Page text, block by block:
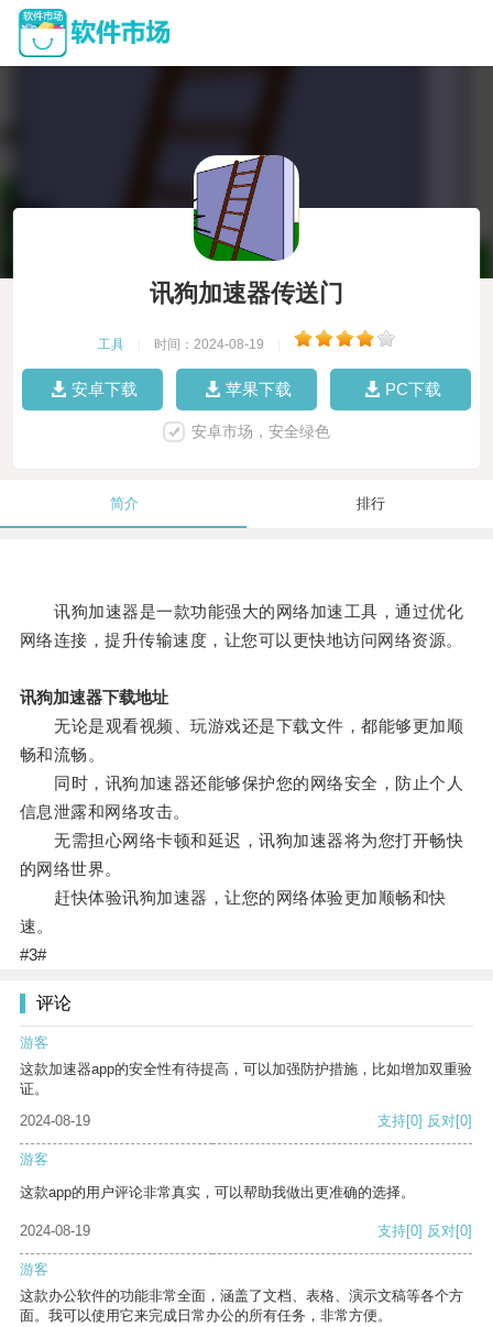
讯狗加速器传送门
工具 时间：2024-08-19
安卓下载 苹果下载 PC下载
安卓市场，安全绿色
简介 排行
讯狗加速器是一款功能强大的网络加速工具，通过优化
网络连接，提升传输速度，让您可以更快地访问网络资源。
讯狗加速器下载地址
无论是观看视频、玩游戏还是下载文件，都能够更加顺
畅和流畅。
同时，讯狗加速器还能够保护您的网络安全，防止个人
信息泄露和网络攻击。
无需担心网络卡顿和延迟，讯狗加速器将为您打开畅快
的网络世界。
赶快体验讯狗加速器，让您的网络体验更加顺畅和快
速。
#3#
评论
游客
这款加速器app的安全性有待提高，可以加强防护措施，比如增加双重验
证。
2024-08-19
支持[0] 反对[0]
游客
这款app的用户评论非常真实，可以帮助我做出更准确的选择。
2024-08-19 支持[0] 反对[0]
游客
这款办公软件的功能非常全面，涵盖了文档、表格、演示文稿等各个方
面。我可以使用它来完成日常办公的所有任务，非常方便。